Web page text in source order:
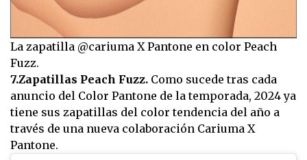
La zapatilla @cariuma X Pantone en color Peach
Fuzz.
7.Zapatillas Peach Fuzz. Como sucede tras cada
anuncio del Color Pantone de la temporada, 2024 ya
tiene sus zapatillas del color tendencia del año a
través de una nueva colaboración Cariuma X
Pantone.